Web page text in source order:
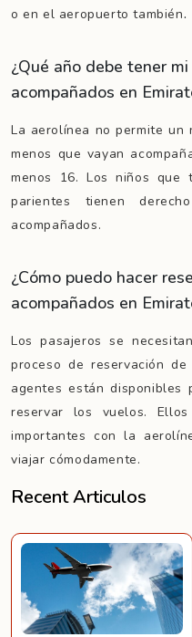
o en el aeropuerto también.
¿Qué año debe tener
acompañados en
La aerolínea no permite un
menos que vayan
menos 16. Los niños que
parientes tienen
acompañados.
¿Cómo puedo hacer
acompañados en
Los pasajeros se
proceso de reservación de
agentes están disponibles
reservar los vuelos.
importantes con la
viajar cómodamente.
Recent Articulos